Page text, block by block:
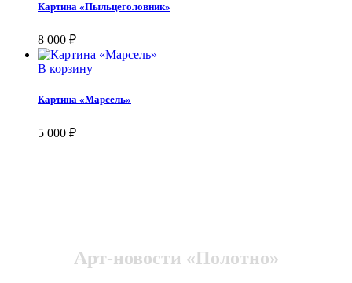
Картина «Пыльцеголовник»
8 000 ₽
В корзину
Картина «Марсель»
5 000 ₽
Арт-новости «Полотно»